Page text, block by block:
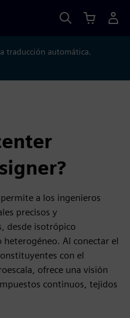
traducción automática.
a los ingenieros
precisos y
desde isotrópico
Al conectar el
con el
ofrece una visión
continuos, tejidos